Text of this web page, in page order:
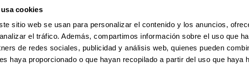
cookies
sitio web se usan para personalizar el contenido y los anuncios,
el tráfico. Además, compartimos información sobre el uso que
de redes sociales, publicidad y análisis web, quienes pueden
haya proporcionado o que hayan recopilado a partir del uso que haya
una caracterización química de dos variedades de lúpulo silvestre
Página
1 Página
2 Página
3 ...
Páginas intermedias Use TAB
Página
79